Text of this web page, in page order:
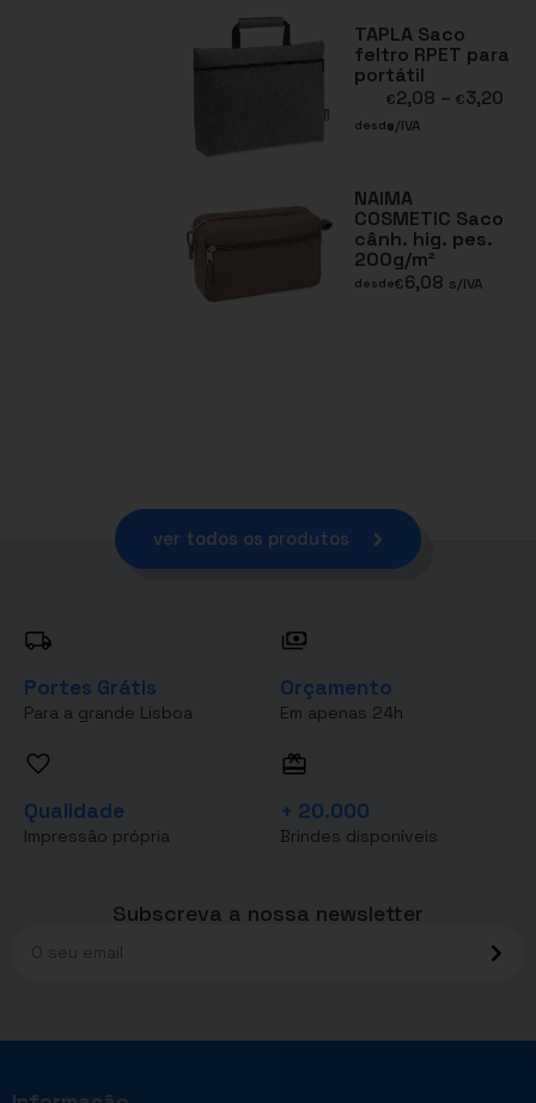
TAPLA Saco
feltro RPET para
portátil
desde
€2,08 – €3,20
s/IVA
NAIMA
COSMETIC Saco
cânh. hig. pes.
200g/m²
desde€6,08 s/IVA
ver todos os produtos
Portes Grátis
Para a grande Lisboa
Orçamento
Em apenas 24h
Qualidade
Impressão própria
+ 20.000
Brindes disponíveis
Subscreva a nossa newsletter